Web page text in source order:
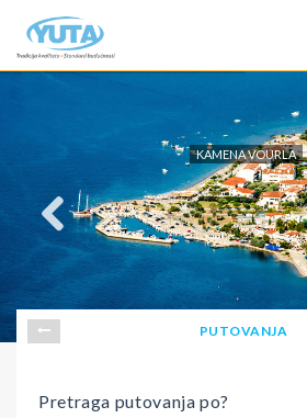
KAMENA VOURLA
PUTOVANJA
Pretraga putovanja po?